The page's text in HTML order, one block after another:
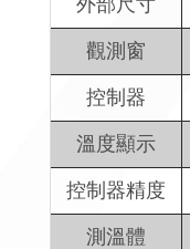
外部尺寸
觀測窗
控制器
溫度顯示
控制器精度
測溫體